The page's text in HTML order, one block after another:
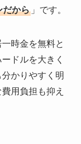
だから」です。
時金を無料と
ドルを大きく
かりやすく明
用負担も抑え